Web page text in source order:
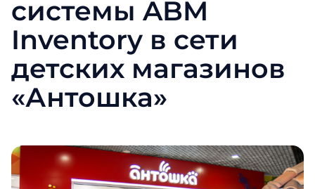
системы ABM
Inventory в сети
детских магазинов
«Антошка»